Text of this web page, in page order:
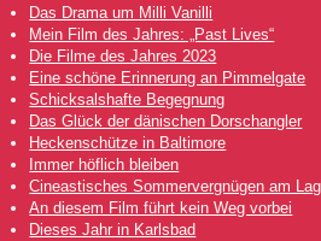
Das Drama um Milli Vanilli
Mein Film des Jahres: „Past Lives“
Die Filme des Jahres 2023
Eine schöne Erinnerung an Pimmelgate
Schicksalshafte Begegnung
Das Glück der dänischen Dorschangler
Heckenschütze in Baltimore
Immer höflich bleiben
Cineastisches Sommervergnügen am
An diesem Film führt kein Weg vorbei
Dieses Jahr in Karlsbad